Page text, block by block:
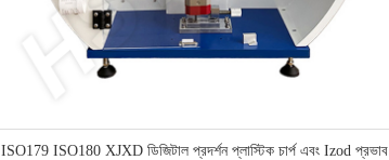
ISO179 ISO180 XJXD ডিজিটাল প্রদর্শন প্লাস্টিক চার্প এবং Izod প্রভাব